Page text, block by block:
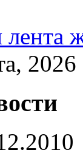
лента
2026